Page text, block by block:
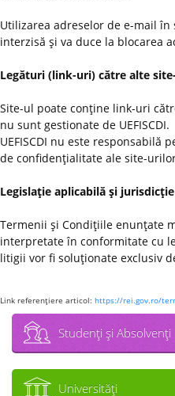
Utilizarea adreselor de e-mail
interzisă şi va duce la blocarea
Legături (link-uri) către alte
Site-ul poate conţine link-uri
nu sunt gestionate de UEFISCDI.
UEFISCDI nu este
de confidenţialitate ale site-
Legislaţie aplicabilă şi jurisdicţie
Termenii şi Condiţiile enunţate
interpretate în conformitate cu
litigii vor fi soluţionate exclusiv
Link referenţiere articol: https://rei.gov.ro/
Studenţi şi Absolvenţi
Universităţi